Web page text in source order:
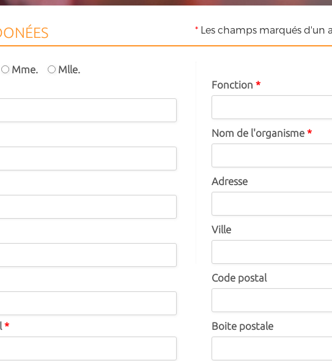
* Les champs marqués d'un
Mme.
Mlle.
*
Fonction *
Nom de l'organisme *
Adresse
Ville
Code postal
Boite postale